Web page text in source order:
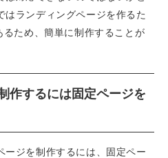
ランディングページを作るた
ため、簡単に制作することが
作するには固定ページを
ジを制作するには、固定ペー